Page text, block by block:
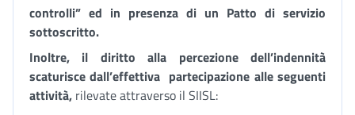
controlli” ed in presenza di un Patto di servizio
sottoscritto.
Inoltre, il diritto alla percezione dell’indennità
scaturisce dall’effettiva partecipazione alle seguenti
attività, rilevate attraverso il SIISL: